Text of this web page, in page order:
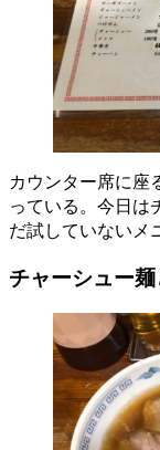
カウンター席に座
っている。今日は
だ試していないメ
チャーシュー